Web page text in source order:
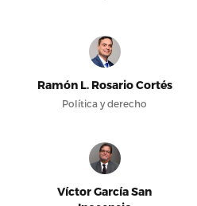
Ramón L. Rosario Cortés
Política y derecho
Víctor García San